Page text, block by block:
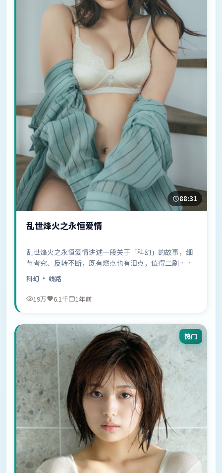
88:31
乱世烽火之永恒爱情
乱世烽火之永恒爱情讲述一段关于「科幻」的故事，细
节考究、反转不断，既有燃点也有泪点，值得二刷……
科幻 · 线路
19万 6.1千 1年前
热门